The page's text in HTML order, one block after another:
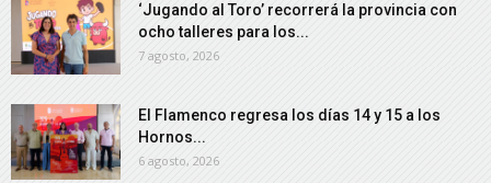
‘Jugando al Toro’ recorrerá la provincia con
ocho talleres para los...
7 agosto, 2026
El Flamenco regresa los días 14 y 15 a los
Hornos...
6 agosto, 2026